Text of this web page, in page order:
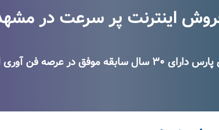
اینترنت پر سرعت در
اینترنت پر سرعت در
فن آوری اطلاعات و اینترنت